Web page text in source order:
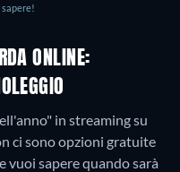
sapere!
ONLINE:
in streaming su
ci sono opzioni gratuite
vuoi sapere quando sarà